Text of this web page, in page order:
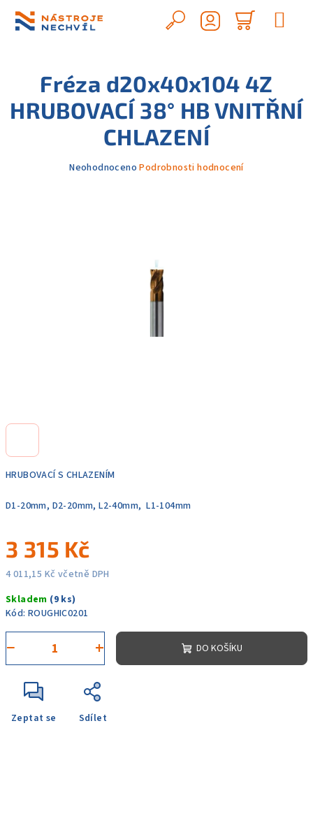
obsah
Hledat
košík
HRUBOVACÍ S CHLAZENÍM
D1-20mm, D2-20mm, L2-40mm, L1-104mm
3 315 Kč
4 011,15 Kč včetně DPH
cena:
Skladem (9 ks)
Kód: ROUGHIC0201
+
− DO KOŠÍKU
Zeptat se Sdílet
Fréza d20x40x104 4Z
HRUBOVACÍ 38° HB VNITŘNÍ
CHLAZENÍ
Průměrné
Neohodnoceno Podrobnosti hodnocení